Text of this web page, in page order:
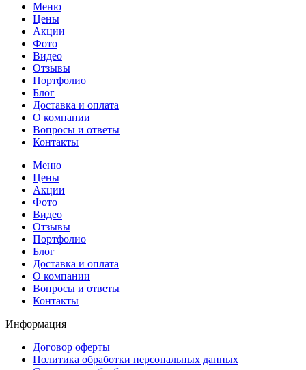
Меню
Цены
Акции
Фото
Видео
Отзывы
Портфолио
Блог
Доставка и оплата
О компании
Вопросы и ответы
Контакты
Меню
Цены
Акции
Фото
Видео
Отзывы
Портфолио
Блог
Доставка и оплата
О компании
Вопросы и ответы
Контакты
Информация
Договор оферты
Политика обработки персональных данных